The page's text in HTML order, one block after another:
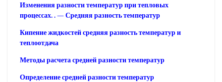
Изменения разности температур при тепловых
процессах. . — Средняя разность температур
Кипение жидкостей средняя разность температур и
теплоотдача
Методы расчета средней разности температур
Определение средней разности температур